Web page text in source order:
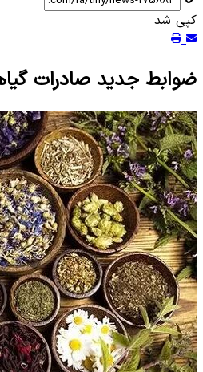
کپی شد
ضوابط جدید صادرات